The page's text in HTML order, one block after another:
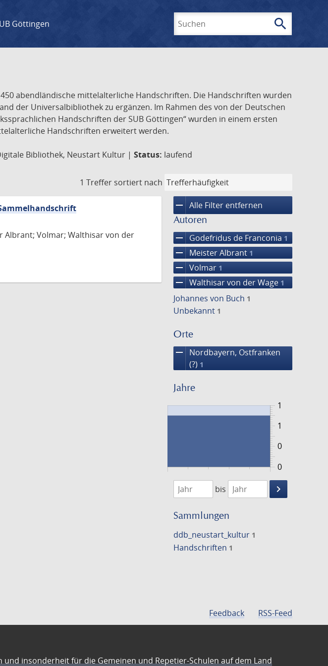
Göttingen search
abendländische mittelalterliche Handschriften. Die Handschriften wurden
der Universalbibliothek zu ergänzen. Im Rahmen des von der Deutschen
Handschriften der SUB Göttingen“ wurden in einem ersten
Handschriften erweitert werden.
Bibliothek, Neustart Kultur | Status: laufend
1 Treffer sortiert nach
remove Alle Filter entfernen
Autoren
remove Godefridus de Franconia 1
remove Meister Albrant 1
remove Volmar 1
remove Walthisar von der Wage 1
Johannes von Buch 1
Unbekannt 1
Orte
remove
Nordbayern, Ostfranken
(?) 1
Jahre
0
1
0
1
1474
1475
bis
keyboard_arrow_right
Suche
Sammlungen
ddb_neustart_kultur 1
Handschriften 1
Albrant; Volmar; Walthisar von der
Feedback RSS-Feed
insonderheit für die Gemeinen und Repetier-Schulen auf dem Land